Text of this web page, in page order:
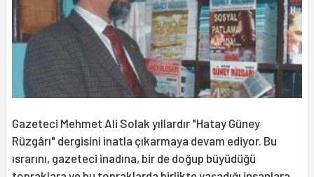
Gazeteci Mehmet Ali Solak yıllardır "Hatay Güney
Rüzgârı" dergisini inatla çıkarmaya devam ediyor. Bu
ısrarını, gazeteci inadına, bir de doğup büyüdüğü